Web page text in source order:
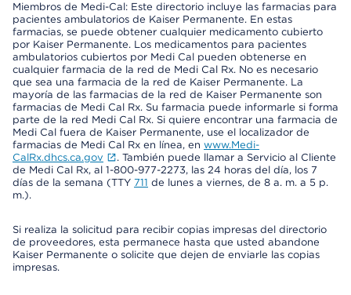
Miembros de Medi-Cal: Este directorio incluye las farmacias para
pacientes ambulatorios de Kaiser Permanente. En estas
farmacias, se puede obtener cualquier medicamento cubierto
por Kaiser Permanente. Los medicamentos para pacientes
ambulatorios cubiertos por Medi Cal pueden obtenerse en
cualquier farmacia de la red de Medi Cal Rx. No es necesario
que sea una farmacia de la red de Kaiser Permanente. La
mayoría de las farmacias de la red de Kaiser Permanente son
farmacias de Medi Cal Rx. Su farmacia puede informarle si forma
parte de la red Medi Cal Rx. Si quiere encontrar una farmacia de
Medi Cal fuera de Kaiser Permanente, use el localizador de
farmacias de Medi Cal Rx en línea, en www.Medi-
CalRx.dhcs.ca.gov
. También puede llamar a Servicio al Cliente
de Medi Cal Rx, al 1-800-977-2273, las 24 horas del día, los 7
días de la semana (TTY 711 de lunes a viernes, de 8 a. m. a 5 p.
m.).
Si realiza la solicitud para recibir copias impresas del directorio
de proveedores, esta permanece hasta que usted abandone
Kaiser Permanente o solicite que dejen de enviarle las copias
impresas.